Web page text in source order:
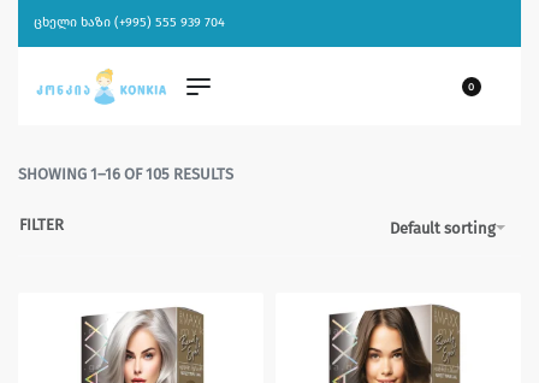
ცხელი ხაზი (+995) 555 939 704
0
SHOWING 1–16 OF 105 RESULTS
Default sorting
FILTER